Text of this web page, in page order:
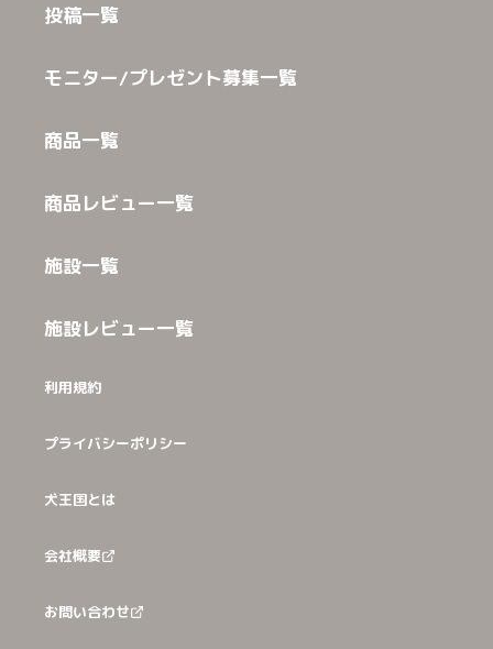
投稿一覧
モニター/プレゼント募集一覧
商品一覧
商品レビュー一覧
施設一覧
施設レビュー一覧
利用規約
プライバシーポリシー
犬王国とは
会社概要
お問い合わせ